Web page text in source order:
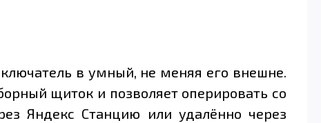
в умный, не меняя его внешне.
щиток и позволяет оперировать со
Яндекс Станцию или удалённо через